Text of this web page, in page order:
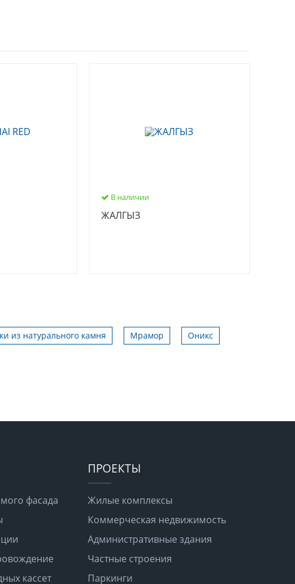
В наличии
ЖАЛГЫЗ
из натурального камня Мрамор Оникс
фасада
кассет
ПРОЕКТЫ
Жилые комплексы
Коммерческая недвижимость
Административные здания
Частные строения
Паркинги